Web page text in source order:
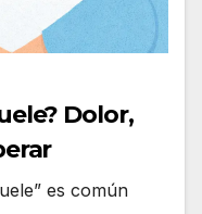
Dolor,
es común